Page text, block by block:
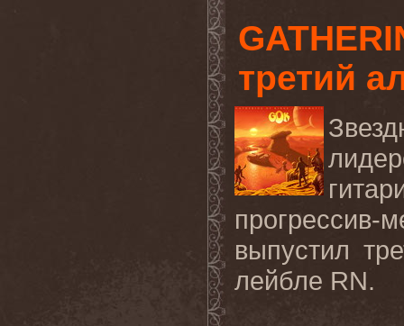
третий
выпустил
лейбле RN.